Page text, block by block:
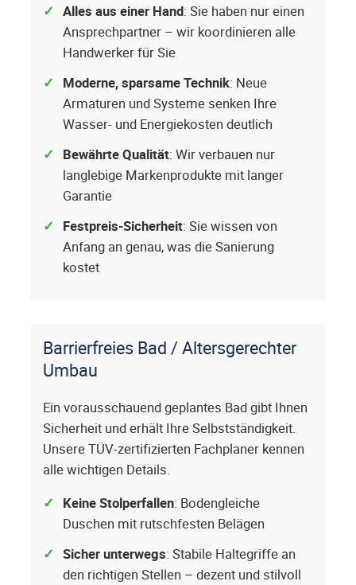
Alles aus einer Hand: Sie haben nur einen
Ansprechpartner – wir koordinieren alle
Handwerker für Sie
Moderne, sparsame Technik: Neue
Armaturen und Systeme senken Ihre
Wasser- und Energiekosten deutlich
Bewährte Qualität: Wir verbauen nur
langlebige Markenprodukte mit langer
Garantie
Festpreis-Sicherheit: Sie wissen von
Anfang an genau, was die Sanierung
kostet
Barrierfreies Bad / Altersgerechter
Umbau
Ein vorausschauend geplantes Bad gibt Ihnen
Sicherheit und erhält Ihre Selbstständigkeit.
Unsere TÜV-zertifizierten Fachplaner kennen
alle wichtigen Details.
Keine Stolperfallen: Bodengleiche
Duschen mit rutschfesten Belägen
Sicher unterwegs: Stabile Haltegriffe an
den richtigen Stellen – dezent und stilvoll